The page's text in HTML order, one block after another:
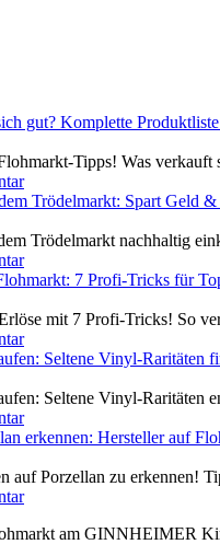
gut? Komplette
Tipps! Was
Trödelmarkt: Spart Geld &
Trödelmarkt nachhaltig
7 Profi-Tricks für
mit 7 Profi-Tricks! So
Seltene Vinyl-Raritäten
Seltene Vinyl-Raritäten
erkennen: Hersteller auf
auf Porzellan zu erkennen!
am GINNHEIMER